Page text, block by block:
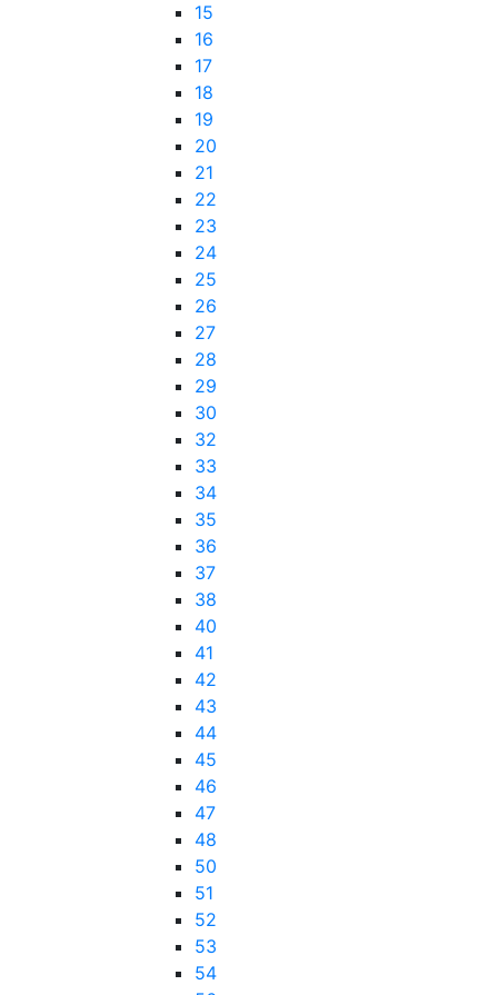
15
16
17
18
19
20
21
22
23
24
25
26
27
28
29
30
32
33
34
35
36
37
38
40
41
42
43
44
45
46
47
48
50
51
52
53
54